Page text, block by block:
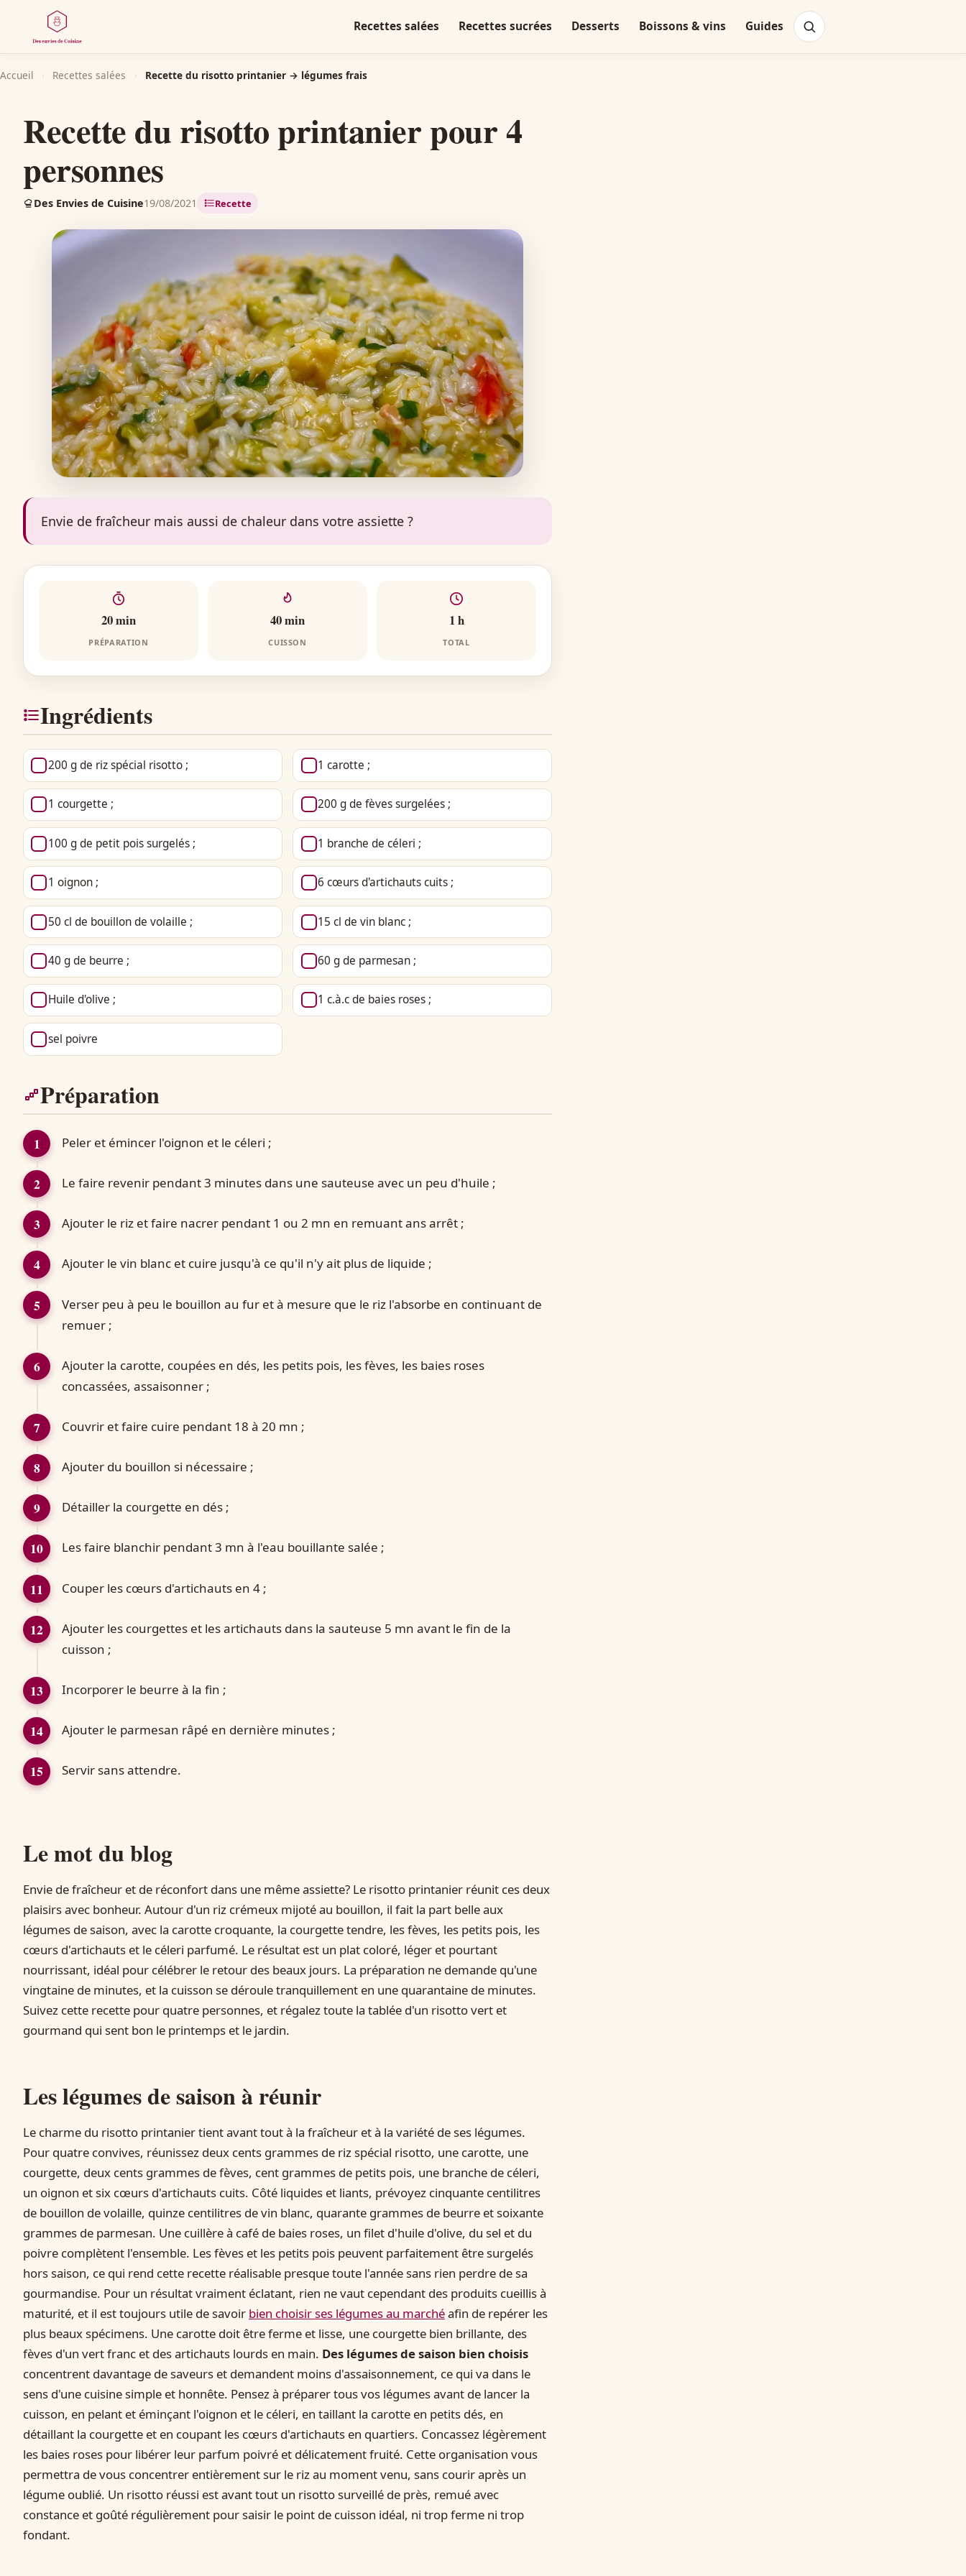
Recettes salées Recettes sucrées Desserts Boissons & vins Guides
Accueil › Recettes salées › Recette du risotto printanier → légumes frais
Recette du risotto printanier pour 4
personnes
Des Envies de Cuisine19/08/2021 Recette
Envie de fraîcheur mais aussi de chaleur dans votre assiette ?
20 min
PRÉPARATION
40 min
CUISSON
1 h
TOTAL
Ingrédients
200 g de riz spécial risotto ; 1 carotte ;
1 courgette ; 200 g de fèves surgelées ;
100 g de petit pois surgelés ; 1 branche de céleri ;
1 oignon ; 6 cœurs d'artichauts cuits ;
50 cl de bouillon de volaille ; 15 cl de vin blanc ;
40 g de beurre ; 60 g de parmesan ;
Huile d'olive ; 1 c.à.c de baies roses ;
sel poivre
Préparation
Peler et émincer l'oignon et le céleri ;
Le faire revenir pendant 3 minutes dans une sauteuse avec un peu d'huile ;
Ajouter le riz et faire nacrer pendant 1 ou 2 mn en remuant ans arrêt ;
Ajouter le vin blanc et cuire jusqu'à ce qu'il n'y ait plus de liquide ;
Verser peu à peu le bouillon au fur et à mesure que le riz l'absorbe en continuant de
remuer ;
Ajouter la carotte, coupées en dés, les petits pois, les fèves, les baies roses
concassées, assaisonner ;
Couvrir et faire cuire pendant 18 à 20 mn ;
Ajouter du bouillon si nécessaire ;
Détailler la courgette en dés ;
Les faire blanchir pendant 3 mn à l'eau bouillante salée ;
Couper les cœurs d'artichauts en 4 ;
Ajouter les courgettes et les artichauts dans la sauteuse 5 mn avant le fin de la
cuisson ;
Incorporer le beurre à la fin ;
Ajouter le parmesan râpé en dernière minutes ;
Servir sans attendre.
Le mot du blog
Envie de fraîcheur et de réconfort dans une même assiette? Le risotto printanier réunit ces deux
plaisirs avec bonheur. Autour d'un riz crémeux mijoté au bouillon, il fait la part belle aux
légumes de saison, avec la carotte croquante, la courgette tendre, les fèves, les petits pois, les
cœurs d'artichauts et le céleri parfumé. Le résultat est un plat coloré, léger et pourtant
nourrissant, idéal pour célébrer le retour des beaux jours. La préparation ne demande qu'une
vingtaine de minutes, et la cuisson se déroule tranquillement en une quarantaine de minutes.
Suivez cette recette pour quatre personnes, et régalez toute la tablée d'un risotto vert et
gourmand qui sent bon le printemps et le jardin.
Les légumes de saison à réunir
Le charme du risotto printanier tient avant tout à la fraîcheur et à la variété de ses légumes.
Pour quatre convives, réunissez deux cents grammes de riz spécial risotto, une carotte, une
courgette, deux cents grammes de fèves, cent grammes de petits pois, une branche de céleri,
un oignon et six cœurs d'artichauts cuits. Côté liquides et liants, prévoyez cinquante centilitres
de bouillon de volaille, quinze centilitres de vin blanc, quarante grammes de beurre et soixante
grammes de parmesan. Une cuillère à café de baies roses, un filet d'huile d'olive, du sel et du
poivre complètent l'ensemble. Les fèves et les petits pois peuvent parfaitement être surgelés
hors saison, ce qui rend cette recette réalisable presque toute l'année sans rien perdre de sa
gourmandise. Pour un résultat vraiment éclatant, rien ne vaut cependant des produits cueillis à
maturité, et il est toujours utile de savoir bien choisir ses légumes au marchéafin de repérer les
plus beaux spécimens. Une carotte doit être ferme et lisse, une courgette bien brillante, des
fèves d'un vert franc et des artichauts lourds en main. Des légumes de saison bien choisis
concentrent davantage de saveurs et demandent moins d'assaisonnement, ce qui va dans le
sens d'une cuisine simple et honnête. Pensez à préparer tous vos légumes avant de lancer la
cuisson, en pelant et éminçant l'oignon et le céleri, en taillant la carotte en petits dés, en
détaillant la courgette et en coupant les cœurs d'artichauts en quartiers. Concassez légèrement
les baies roses pour libérer leur parfum poivré et délicatement fruité. Cette organisation vous
permettra de vous concentrer entièrement sur le riz au moment venu, sans courir après un
légume oublié. Un risotto réussi est avant tout un risotto surveillé de près, remué avec
constance et goûté régulièrement pour saisir le point de cuisson idéal, ni trop ferme ni trop
fondant.